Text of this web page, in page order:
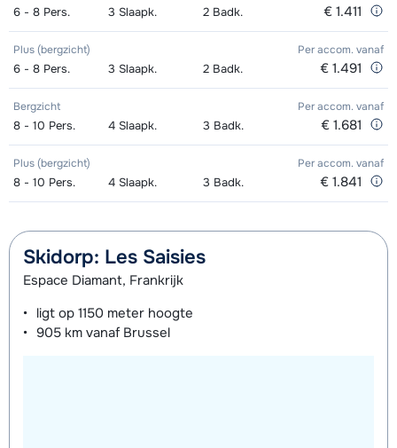
Goud (Sensation) Schoenen (8
dagen)
afhankelijk
van week
Zilver (Evolution) Ski's + Schoenen +
Stokken (8 dagen)
van week
Zilver (Evolution) Ski's + Stokken (8
dagen)
afhankelijk
van week
Zilver (Evolution) Schoenen (8
dagen)
afhankelijk
dagen)
van week
Toekomst (Espoir) Schoenen (8
dagen)
afhankelijk
van week
Mini Kid Ski's + Stokken + Schoenen
afhankelijk
Mini Kid Ski's + Stokken (8 dagen)
afhankelijk
van week
6 - 8 Pers. 3 Slaapk. 2 Badk. € 1.411
Plus (bergzicht) Per accom. vanaf
6 - 8 Pers. 3 Slaapk. 2 Badk. € 1.491
Bergzicht Per accom. vanaf
8 - 10 Pers. 4 Slaapk. 3 Badk. € 1.681
Plus (bergzicht) Per accom. vanaf
8 - 10 Pers. 4 Slaapk. 3 Badk. € 1.841
Skidorp: Les Saisies
Espace Diamant, Frankrijk
ligt op 1150 meter hoogte
905 km vanaf Brussel